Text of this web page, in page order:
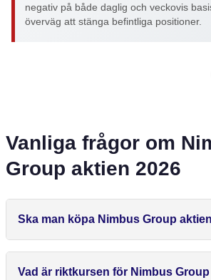
negativ på både daglig och veckovis
överväg att stänga befintliga positioner.
Vanliga frågor om
Group aktien 2026
Ska man köpa Nimbus Group
Vad är riktkursen för Nimbus